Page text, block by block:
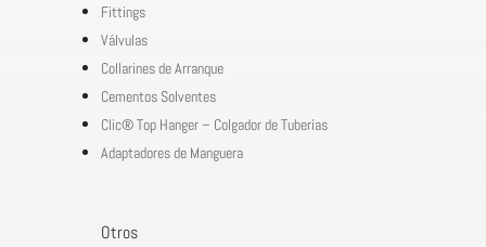
Fittings
Válvulas
Collarines de Arranque
Cementos Solventes
Clic® Top Hanger – Colgador de Tuberías
Adaptadores de Manguera
Otros